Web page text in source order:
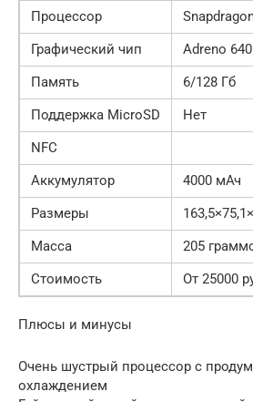
Процессор
Графический чип
Adreno 640
Память
6/128 Гб
Поддержка MicroSD
Нет
NFC
Аккумулятор
4000 мАч
Размеры
Масса
205
Стоимость
От 25000
Плюсы и минусы
Очень шустрый процессор с
охлаждением